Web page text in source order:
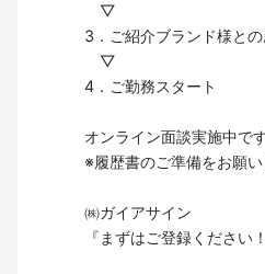
▽
3．ご紹介ブランド様と
▽
4．ご勤務スタート
オンライン面談実施中で
※履歴書のご準備をお願
㈱ガイアサイン
『まずはご登録ください！